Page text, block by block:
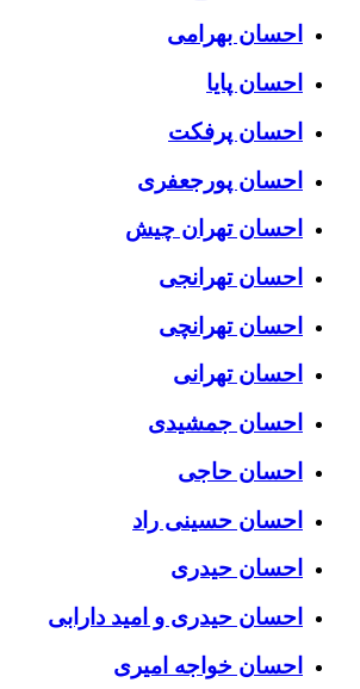
احسان بهرامی
احسان پایا
احسان پرفکت
احسان پورجعفری
احسان تهران چیش
احسان تهرانجی
احسان تهرانچی
احسان تهرانی
احسان جمشیدی
احسان حاجی
احسان حسینی راد
احسان حیدری
احسان حیدری و امید دارابی
احسان خواجه امیری